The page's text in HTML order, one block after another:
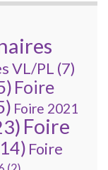
VL/PL (7)
Foire
Foire 2021
Foire
Foire